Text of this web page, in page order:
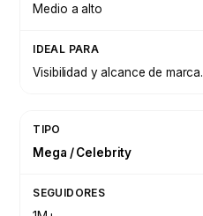
Medio a alto
Visibilidad y alcance de marca.
Mega / Celebrity